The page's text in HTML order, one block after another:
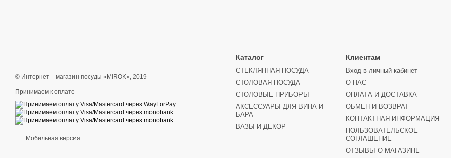
© Интернет – магазин посуды «MIROK», 2019
Принимаем к оплате
Мобильная версия
Каталог
СТЕКЛЯННАЯ ПОСУДА
СТОЛОВАЯ ПОСУДА
СТОЛОВЫЕ ПРИБОРЫ
АКСЕССУАРЫ ДЛЯ ВИНА И
БАРА
ВАЗЫ И ДЕКОР
Клиентам
Вход в личный кабинет
О НАС
ОПЛАТА И ДОСТАВКА
ОБМЕН И ВОЗВРАТ
КОНТАКТНАЯ ИНФОРМАЦИЯ
ПОЛЬЗОВАТЕЛЬСКОЕ
СОГЛАШЕНИЕ
ОТЗЫВЫ О МАГАЗИНЕ